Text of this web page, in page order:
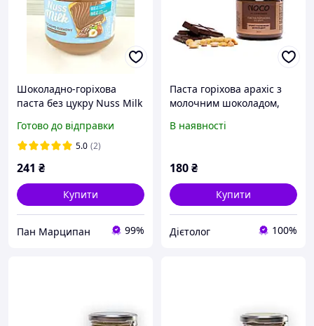
Шоколадно-горіхова
паста без цукру Nuss Milk
Готово до відправки
5.0 (2)
241 ₴
Купити
Пан Марципан 99%
Паста горіхова арахіс з
молочним шоколадом,
В наявності
180₴
Купити
Дієтолог 100%